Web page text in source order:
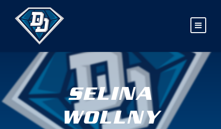
SELINA
WOLLNY